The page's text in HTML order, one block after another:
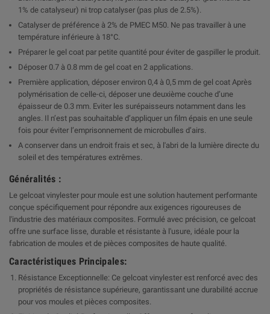
1% de catalyseur) ni trop catalyser (pas plus de 2.5%).
Catalyser de préférence à 2% de PMEC M50. Ne pas travailler à une
température inférieure à 18°C.
Préparer le gel coat par petite quantité pour éviter de gaspiller le produit.
Déposer 0.7 à 0.8 mm de gel coat en 2 applications.
Première application, déposer environ 0,4 à 0,5 mm de gel coat Après
polymérisation de celle-ci, déposer une deuxième couche d’une
épaisseur de 0.3 mm. Eviter les surépaisseurs notamment dans les
angles. Il n’est pas souhaitable d’appliquer un film épais en une seule
fois pour éviter l’emprisonnement de microbulles d’airs.
A conserver dans un endroit frais et sec, à l'abri de la lumière directe du
soleil et des températures extrêmes.
Généralités :
Le gelcoat vinylester pour moule est une solution hautement performante
conçue spécifiquement pour répondre aux exigences rigoureuses de
l'industrie des matériaux composites. Formulé avec précision, ce gelcoat
offre une surface lisse, durable et résistante à l'usure, idéale pour la
fabrication de moules et de pièces composites de haute qualité.
Caractéristiques Principales:
Résistance Exceptionnelle: Ce gelcoat vinylester est renforcé avec des
propriétés de résistance supérieure, garantissant une durabilité accrue
pour vos moules et pièces composites.